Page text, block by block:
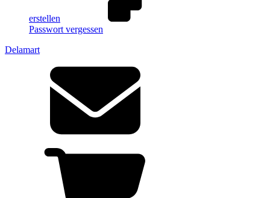
erstellen
Passwort vergessen
Delamart